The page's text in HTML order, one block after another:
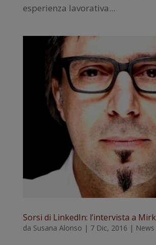
esperienza lavorativa...
Sorsi di LinkedIn: l’intervista a
da Susana Alonso | 7 Dic, 2016 | News